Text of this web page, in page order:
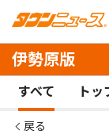
伊勢原版
すべて トッ
戻る